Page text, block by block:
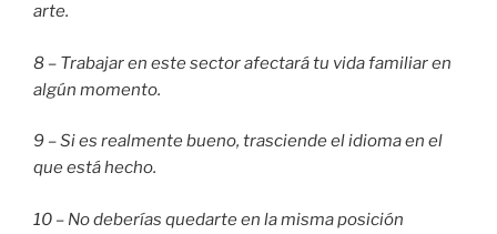
arte.
8 – Trabajar en este sector afectará tu vida familiar en
algún momento.
9 – Si es realmente bueno, trasciende el idioma en el
que está hecho.
10 – No deberías quedarte en la misma posición